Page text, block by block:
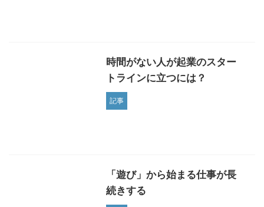
時間がない人が起業のスター
トラインに立つには？
記事
「遊び」から始まる仕事が長
続きする